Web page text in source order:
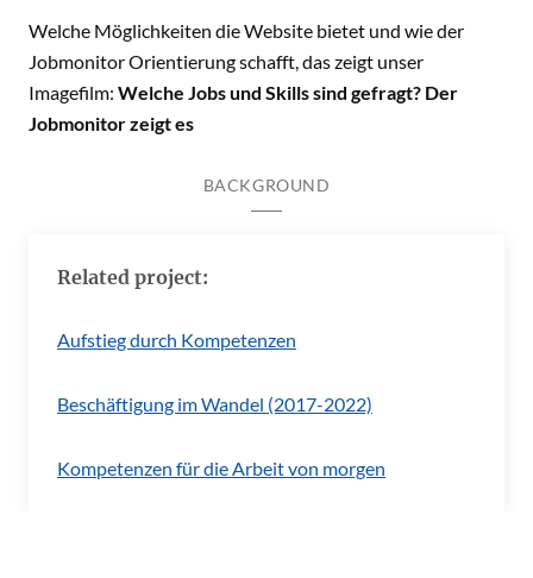
Welche Möglichkeiten die Website bietet und wie der
Jobmonitor Orientierung schafft, das zeigt unser
Imagefilm: Welche Jobs und Skills sind gefragt? Der
Jobmonitor zeigt es
BACKGROUND
Related project:
Aufstieg durch Kompetenzen
Beschäftigung im Wandel (2017-2022)
Kompetenzen für die Arbeit von morgen